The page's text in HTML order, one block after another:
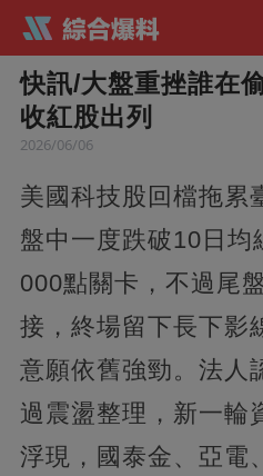
快訊/大盤重挫誰在
收紅股出列
2026/06/06
美國科技股回檔拖累
盤中一度跌破10日均
000點關卡，不過尾
接，終場留下長下影
意願依舊強勁。法人
過震盪整理，新一輪
浮現，國泰金、亞電